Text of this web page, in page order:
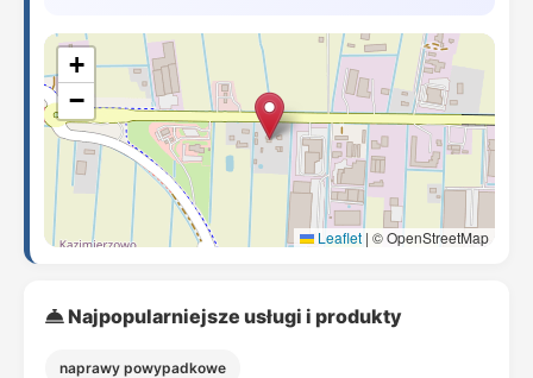
+
−
Leaflet | © OpenStreetMap
Najpopularniejsze usługi i produkty
naprawy powypadkowe